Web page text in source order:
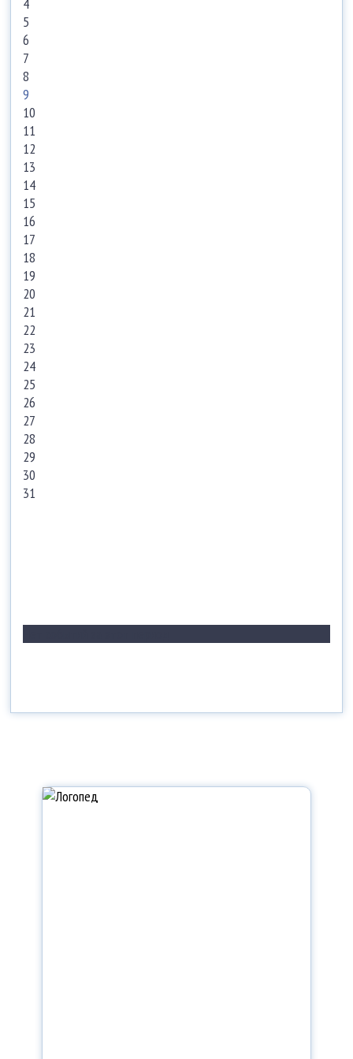
5
6
7
8
9
10
11
12
13
14
15
16
17
18
19
20
21
22
23
24
25
26
27
28
29
30
31